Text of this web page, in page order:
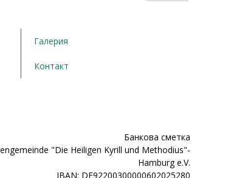
Галерия
Контакт
Банкова сметка
"Die Heiligen Kyrill und Methodius"-
Hamburg e.V.
IBAN: DE92200300000602025280